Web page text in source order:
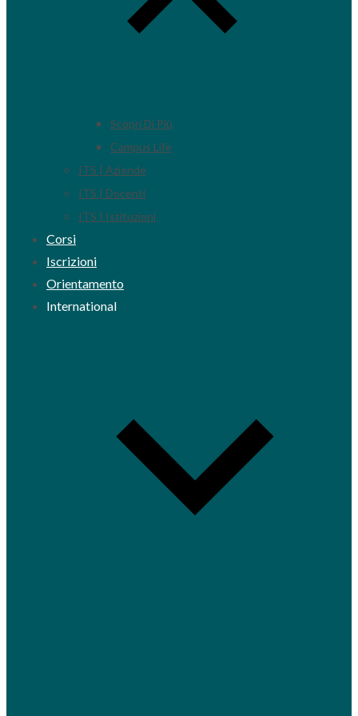
Scopri Di Più
Campus Life
ITS | Aziende
ITS | Docenti
ITS | Istituzioni
Corsi
Iscrizioni
Orientamento
International